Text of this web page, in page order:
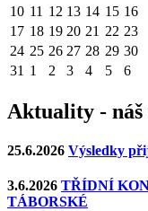
10 11 12 13 14 15 16
17 18 19 20 21 22 23
24 25 26 27 28 29 30
31 1 2 3 4 5 6
Aktuality -
25.6.2026 Výsledky
3.6.2026 TŘÍDNÍ
TÁBORSKÉ